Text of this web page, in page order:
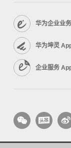
华为企业业
华为坤灵
企业服务